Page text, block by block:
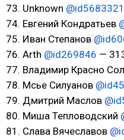
73. Unknown @id5683321
74. Евгений Кондратьев
75. Иван Степанов
76. Arth @id269846 —
77. Владимир Красно
78. Мсье Силуанов
79. Дмитрий Маслов
80. Миша Тепловодский
81. Слава Вячеславов